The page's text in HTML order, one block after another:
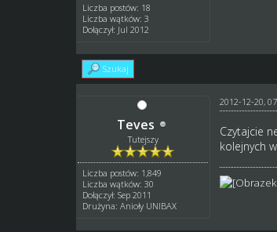
Liczba postów: 18
Liczba wątków: 3
Dołączył: Jul 2012
Szukaj
Teves
Tutejszy
Liczba postów: 1,849
Liczba wątków: 30
Dołączył: Sep 2011
Drużyna: Anioły UNIBAX
2012-12-20,
Czytajcie
kolejnych